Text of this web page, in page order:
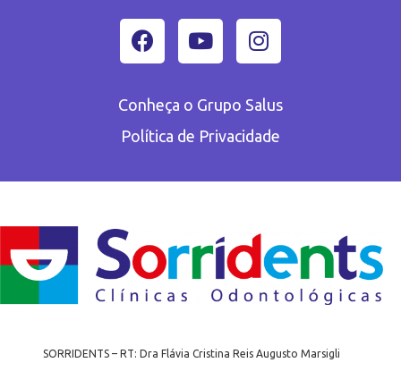
Conheça o Grupo Salus
Política de Privacidade
SORRIDENTS – RT: Dra Flávia Cristina Reis Augusto Marsigli